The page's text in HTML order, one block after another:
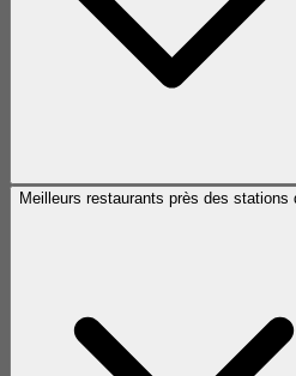
Meilleurs restaurants près des stations